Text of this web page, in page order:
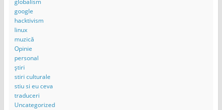
globalism
google
hacktivism
linux
muzică
Opinie
personal
știri
stiri culturale
stiu si eu ceva
traduceri
Uncategorized